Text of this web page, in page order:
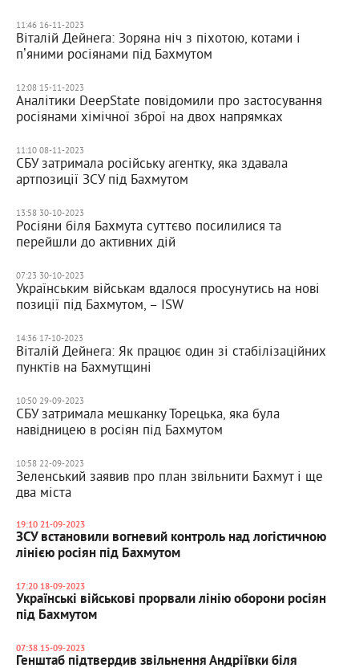
11:46 16-11-2023
Віталій Дейнега: Зоряна ніч з піхотою, котами і
пʼяними росіянами під Бахмутом
12:08 15-11-2023
Аналітики DeepState повідомили про застосування
росіянами хімічної зброї на двох напрямках
11:10 08-11-2023
СБУ затримала російську агентку, яка здавала
артпозиції ЗСУ під Бахмутом
13:58 30-10-2023
Росіяни біля Бахмута суттєво посилилися та
перейшли до активних дій
07:23 30-10-2023
Українським військам вдалося просунутись на нові
позиції під Бахмутом, – ISW
14:36 17-10-2023
Віталій Дейнега: Як працює один зі стабілізаційних
пунктів на Бахмутщині
10:50 29-09-2023
СБУ затримала мешканку Торецька, яка була
навідницею в росіян під Бахмутом
10:58 22-09-2023
Зеленський заявив про план звільнити Бахмут і ще
два міста
19:10 21-09-2023
ЗСУ встановили вогневий контроль над логістичною
лінією росіян під Бахмутом
17:20 18-09-2023
Українські військові прорвали лінію оборони росіян
під Бахмутом
07:38 15-09-2023
Генштаб підтвердив звільнення Андріївки біля